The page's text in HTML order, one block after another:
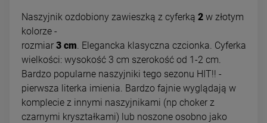
Naszyjnik ozdobiony zawieszką z cyferką 2 w złotym
kolorze -
rozmiar 3 cm Elegancka klasyczna czcionka. Cyferka
wielkości: wysokość 3 cm szerokość od 1-2 cm.
Bardzo popularne naszyjniki tego sezonu HIT!! -
pierwsza literka imienia. Bardzo fajnie wyglądają w
komplecie z innymi naszyjnikami (np choker z
czarnymi kryształkami) lub noszone osobno jako